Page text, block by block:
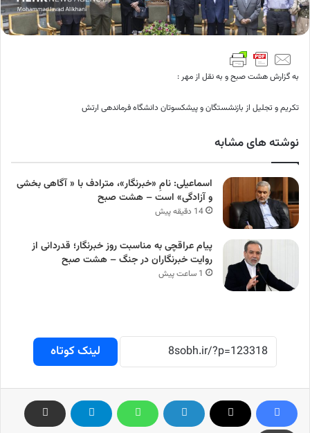
به گزارش هشت صبح و به نقل از مهر :
تکریم و تجلیل از بازنشستگان و پیشکسوتان دانشگاه فرماندهی ارتش
نوشته های مشابه
اسماعیلی: نامِ «خبرنگار»، مترادف با « آگاهی بخشی
و آزادگی» است – هشت صبح
14 دقیقه پیش
پیام عراقچی به مناسبت روز خبرنگار؛ قدردانی از
روایت خبرنگاران در جنگ – هشت صبح
1 ساعت پیش
لینک کوتاه